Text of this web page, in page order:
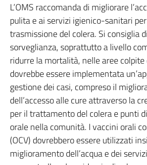
L’OMS raccomanda di migliorare
pulita e ai servizi igienico-sanitari
trasmissione del colera. Si consiglia
sorveglianza, soprattutto a livello
ridurre la mortalità, nelle aree colpite
dovrebbe essere implementata
gestione dei casi, compreso il
dell’accesso alle cure attraverso la
per il trattamento del colera e punti
orale nella comunità. I vaccini orali
(OCV) dovrebbero essere utilizzati
miglioramento dell’acqua e dei